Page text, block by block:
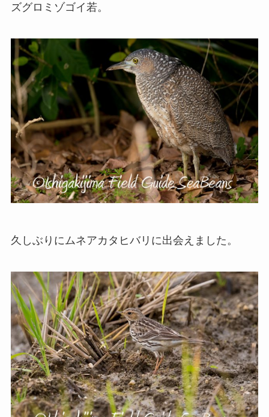
ズグロミゾゴイ若。
久しぶりにムネアカタヒバリに出会えました。